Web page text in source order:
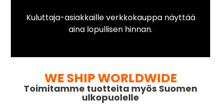
Kuluttaja-asiakkaille verkkokauppa näyttää
aina lopullisen hinnan.
WE SHIP WORLDWIDE
Toimitamme tuotteita myös Suomen
ulkopuolelle